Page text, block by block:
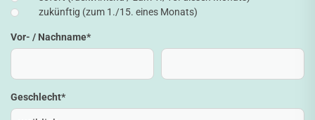
zukünftig (zum 1./15. eines Monats)
Vor- / Nachname*
Geschlecht*